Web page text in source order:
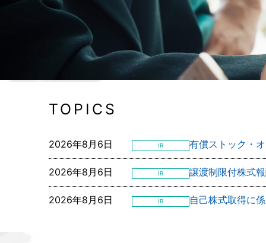
TOPICS
2026年8月6日 IR 有償ストック・
2026年8月6日 IR 譲渡制限付株式
2026年8月6日 IR 自己株式取得に